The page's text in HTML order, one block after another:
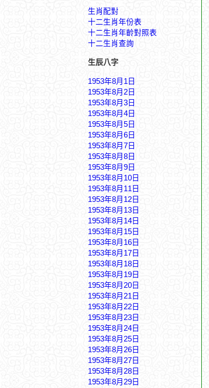
生肖配對
十二生肖年份表
十二生肖年齡對照表
十二生肖查詢
生辰八字
1953年8月1日
1953年8月2日
1953年8月3日
1953年8月4日
1953年8月5日
1953年8月6日
1953年8月7日
1953年8月8日
1953年8月9日
1953年8月10日
1953年8月11日
1953年8月12日
1953年8月13日
1953年8月14日
1953年8月15日
1953年8月16日
1953年8月17日
1953年8月18日
1953年8月19日
1953年8月20日
1953年8月21日
1953年8月22日
1953年8月23日
1953年8月24日
1953年8月25日
1953年8月26日
1953年8月27日
1953年8月28日
1953年8月29日